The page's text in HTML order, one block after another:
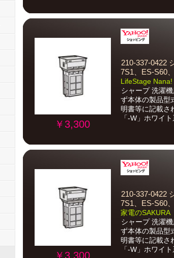
￥3,300
210-337-0422
7S1、ES-S60
LifeStage
シャープ 洗濯
ず本体の製品型
明書等に記載さ
「-W」ホワイト
￥3,300
210-337-0422
7S1、ES-S60
家電のSAKURA
シャープ 洗濯
ず本体の製品型
明書等に記載さ
「-W」ホワイト